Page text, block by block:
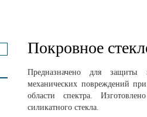
Покровное
Предназначено для
механических повреждений
области спектра.
силикатного стекла.